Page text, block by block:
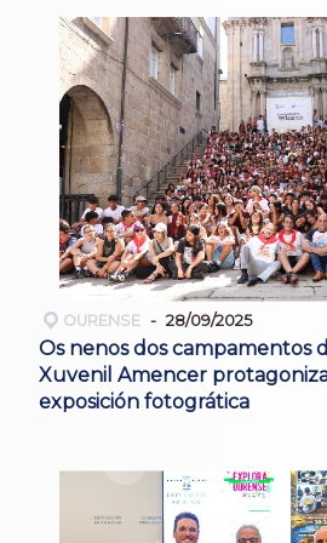
OURENSE 28/09/2025
Os nenos dos campamentos
Xuvenil Amencer
exposición fotogrática